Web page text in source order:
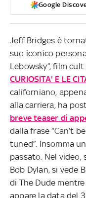
Google
Jeff Bridges è
suo iconico
Lebowsky”, film
CURIOSITA' E LE
californiano,
alla carriera, ha
breve teaser di
dalla frase “Can’t
tuned”. Insomma
passato. Nel video,
Bob Dylan, si vede
di The Dude
appare la data del